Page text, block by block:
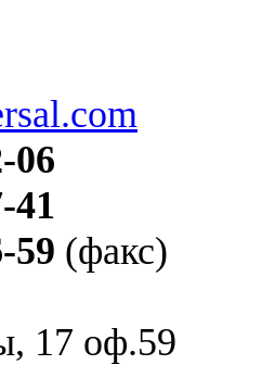
06
41
59 (факс)
17 оф.59